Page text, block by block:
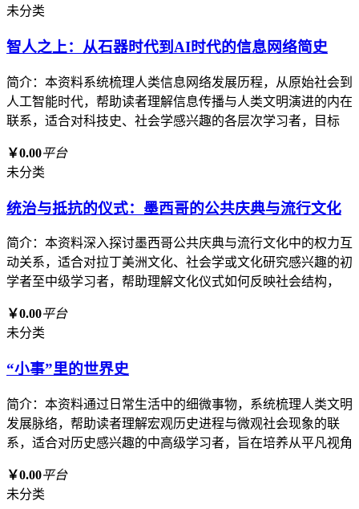
未分类
智人之上：从石器时代到AI时代的信息网络简史
简介：本资料系统梳理人类信息网络发展历程，从原始社会到
人工智能时代，帮助读者理解信息传播与人类文明演进的内在
联系，适合对科技史、社会学感兴趣的各层次学习者，目标
￥0.00平台
未分类
统治与抵抗的仪式：墨西哥的公共庆典与流行文化
简介：本资料深入探讨墨西哥公共庆典与流行文化中的权力互
动关系，适合对拉丁美洲文化、社会学或文化研究感兴趣的初
学者至中级学习者，帮助理解文化仪式如何反映社会结构，
￥0.00平台
未分类
“小事”里的世界史
简介：本资料通过日常生活中的细微事物，系统梳理人类文明
发展脉络，帮助读者理解宏观历史进程与微观社会现象的联
系，适合对历史感兴趣的中高级学习者，旨在培养从平凡视角
￥0.00平台
未分类